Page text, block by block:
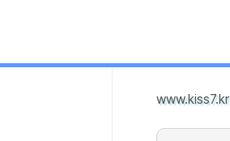
www.kiss7.kr